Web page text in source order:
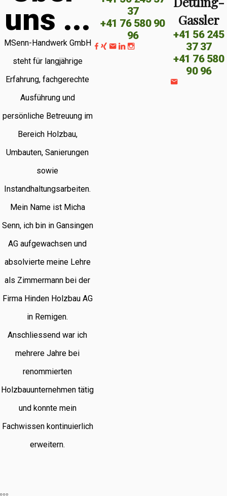
uns ...
MSenn-Handwerk GmbH
steht für langjährige
Erfahrung, fachgerechte
Ausführung und
persönliche Betreuung im
Bereich Holzbau,
Umbauten, Sanierungen
sowie
Instandhaltungsarbeiten.
Mein Name ist Micha
Senn, ich bin in Gansingen
AG aufgewachsen und
absolvierte meine Lehre
als Zimmermann bei der
Firma Hinden Holzbau AG
in Remigen.
Anschliessend war ich
mehrere Jahre bei
renommierten
Holzbauunternehmen tätig
und konnte mein
Fachwissen kontinuierlich
erweitern.
37
+41 76 580 90
96
Gassler
+41 56 245
37 37
+41 76 580
90 96